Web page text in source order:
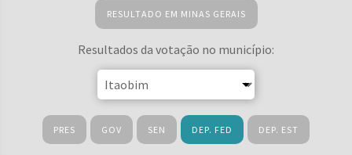
RESULTADO EM MINAS GERAIS
Resultados da votação no município:
PRES GOV SEN DEP. FED DEP. EST